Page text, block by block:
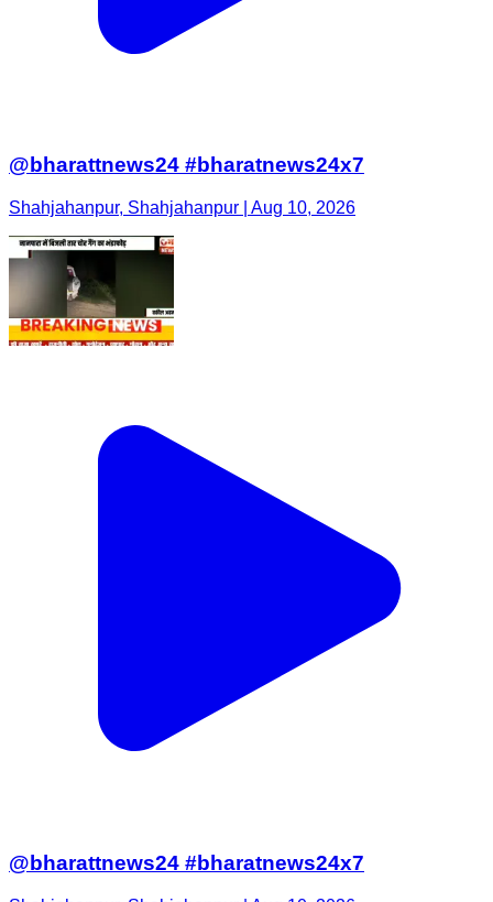
@bharattnews24 #bharatnews24x7
Shahjahanpur, Shahjahanpur | Aug 10, 2026
@bharattnews24 #bharatnews24x7